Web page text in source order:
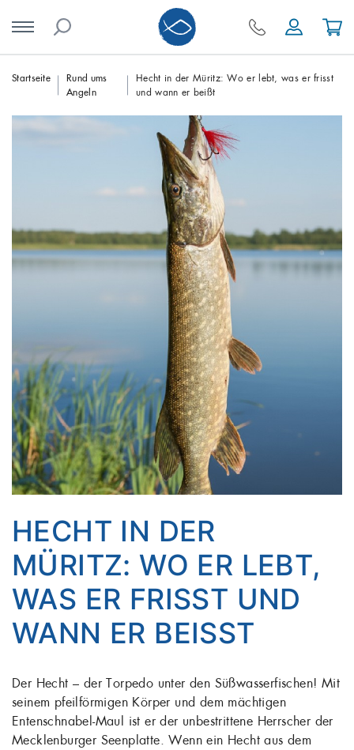
Skip
content
Startseite
Rund ums
Angeln
Hecht in der Müritz: Wo er lebt, was er frisst
und wann er beißt
HECHT IN DER
MÜRITZ: WO ER LEBT,
WAS ER FRISST UND
WANN ER BEISST
Der Hecht – der Torpedo unter den Süßwasserfischen! Mit
seinem pfeilförmigen Körper und dem mächtigen
Entenschnabel-Maul ist er der unbestrittene Herrscher der
Mecklenburger Seenplatte. Wenn ein Hecht aus dem